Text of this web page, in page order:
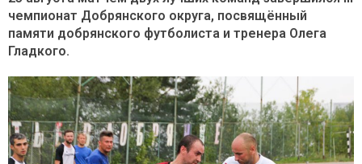
чемпионат Добрянского округа, посвящённый
памяти добрянского футболиста и тренера Олега
Гладкого.